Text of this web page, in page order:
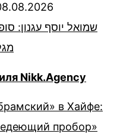
שמואל יוסף עגנון:
Nikk.Agency
в Хайфе:
пробор»